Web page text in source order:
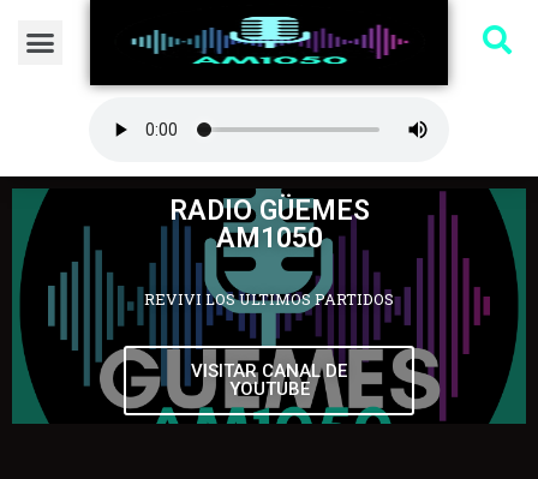
RADIO GÜEMES
AM1050
REVIVI LOS ULTIMOS PARTIDOS
VISITAR CANAL DE
YOUTUBE